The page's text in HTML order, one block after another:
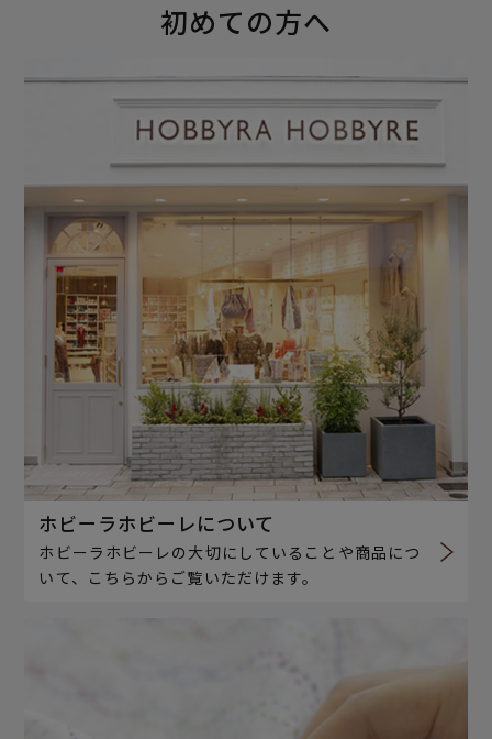
初めての方へ
ホビーラホビーレについて
ホビーラホビーレの大切にしていることや商品につ
いて、こちらからご覧いただけます。